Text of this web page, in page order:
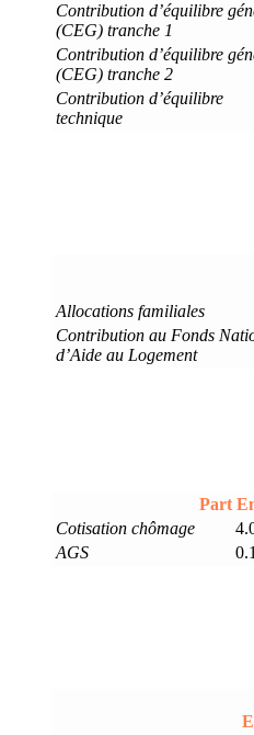
Contribution d’équilibre
(CEG) tranche 1
Contribution d’équilibre
(CEG) tranche 2
Contribution d’équilibre
technique
Allocations familiales
Contribution au Fonds
d’Aide au Logement
Part
Cotisation chômage
AGS